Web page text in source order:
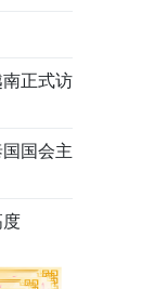
正式访
国会主